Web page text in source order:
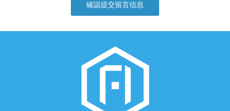
確認提交留言信息